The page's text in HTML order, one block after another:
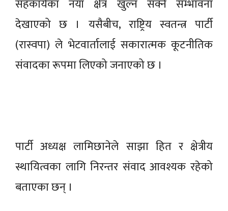
सहकार्यका नयाँ क्षेत्र खुल्न सक्ने सम्भावना
देखाएको छ । यसैबीच, राष्ट्रिय स्वतन्त्र पार्टी
(रास्वपा) ले भेटवार्तालाई सकारात्मक कूटनीतिक
संवादका रूपमा लिएको जनाएको छ ।
पार्टी अध्यक्ष लामिछानेले साझा हित र क्षेत्रीय
स्थायित्वका लागि निरन्तर संवाद आवश्यक रहेको
बताएका छन् ।